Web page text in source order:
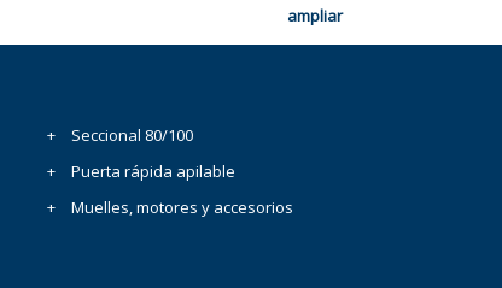
ampliar
Seccional 80/100
Puerta rápida apilable
Muelles, motores y accesorios